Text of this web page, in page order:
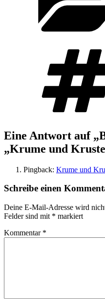
Eine Antwort auf
„Krume und
Pingback: Krume und
Schreibe einen
Deine E-Mail-Adresse wird
Felder sind mit * markiert
Kommentar *